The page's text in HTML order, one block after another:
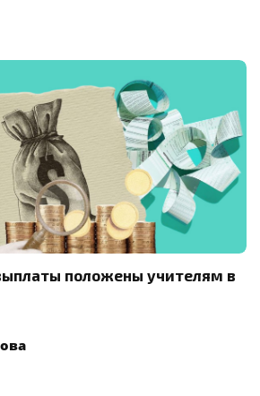
положены учителям в